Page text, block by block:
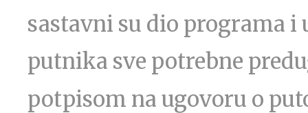
sastavni su dio programa i
putnika sve potrebne
potpisom na ugovoru o